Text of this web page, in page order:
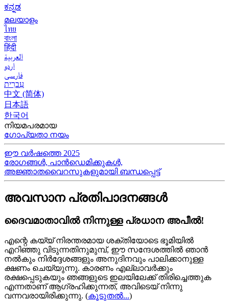
ಕನ್ನಡ
മലയാളം
ไทย
বাংলা
हिंदी
العربية
اردو
فارسی
עִברִית
中文 (简体)
日本語
한국어
നിയമപരമായ
ഗോപ്യതാ നയം
ഈ വർഷത്തെ 2025
രോഗങ്ങൾ, പാൻഡെമിക്കുകൾ,
അജ്ഞാതവൈറസുകളുമായി ബന്ധപ്പെട്ട്
അവസാന പ്രതിപാദനങ്ങൾ
ദൈവമാതാവിൽ നിന്നുള്ള പ്രധാന അപീൽ!
എന്റെ കയ്യ്‍ നിരന്തരമായ ശക്തിയോടെ ഭൂമിയിൽ
എറിഞ്ഞു വിടുന്നതിനുമുമ്പ്, ഈ സന്ദേശത്തിൽ ഞാൻ
നൽകും നിർദ്ദേശങ്ങളും അനുദിനവും പാലിക്കാനുള്ള
ക്ഷണം ചെയ്യുന്നു. കാരണം എല്ലാവർക്കും
രക്ഷപ്പെടുകയും ഞങ്ങളുടെ ഇലയിലേക്ക് തിരിച്ചെത്തുക
എന്നതാണ് ആഗ്രഹിക്കുന്നത്, അവിടെയ്‍ നിന്നു
വന്നവരായിരിക്കുന്നു. (കൂടുതൽ...)